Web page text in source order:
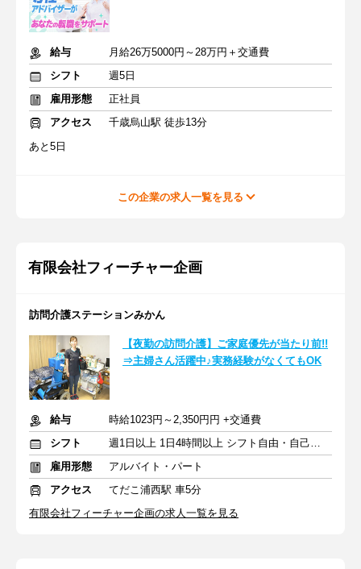
給与
月給26万5000円～28万円＋交通費
シフト
週5日
雇用形態
正社員
アクセス
千歳烏山駅 徒歩13分
あと5日
この企業の求人一覧を見る
有限会社フィーチャー企画
訪問介護ステーションみかん
【夜勤の訪問介護】ご家庭優先が当たり前!!
⇒主婦さん活躍中♪実務経験がなくてもOK
給与
時給1023円～2,350円円 +交通費
シフト
週1日以上 1日4時間以上 シフト自由・自己申告
雇用形態
アルバイト・パート
アクセス
てだこ浦西駅 車5分
有限会社フィーチャー企画の求人一覧を見る